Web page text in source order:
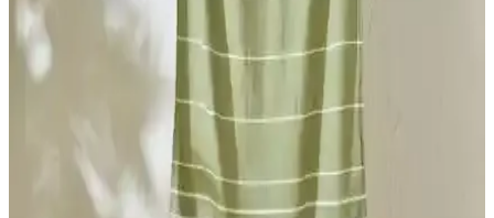
Ephemeris Ponpon Peştamal ve Rozet Tekstil
Hürrem Antrasit Püsküllü Bornoz Karşılaştırması
İki farklı bornoz modeli, yüksek su emiciliği ve şık tasarımlarıyla
öne çıkıyor. Kullanıcı yorumları ve özellikleriyle karşılaştırarak
ihtiyaçlarınıza en uygun bornozu seçebilirsiniz.
Peştamal ve Plaj Havlusu Karşılaştırması: Bella
Maison ve Madame Coco Ürünleri Analizi